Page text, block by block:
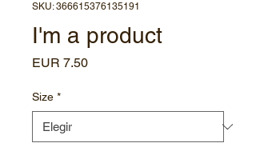
SKU: 366615376135191
I'm a product
EUR 7.50Precio
Size *